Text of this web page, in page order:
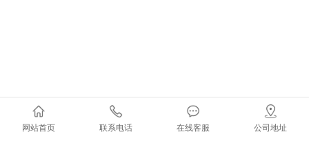
网站首页 联系电话 在线客服 公司地址